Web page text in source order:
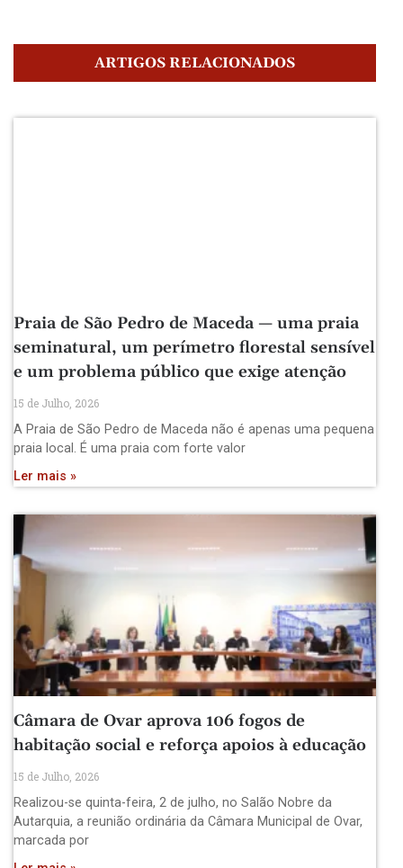
ARTIGOS RELACIONADOS
Praia de São Pedro de Maceda — uma praia
seminatural, um perímetro florestal sensível
e um problema público que exige atenção
15 de Julho, 2026
A Praia de São Pedro de Maceda não é apenas uma pequena
praia local. É uma praia com forte valor
Ler mais »
Câmara de Ovar aprova 106 fogos de
habitação social e reforça apoios à educação
15 de Julho, 2026
Realizou-se quinta-feira, 2 de julho, no Salão Nobre da
Autarquia, a reunião ordinária da Câmara Municipal de Ovar,
marcada por